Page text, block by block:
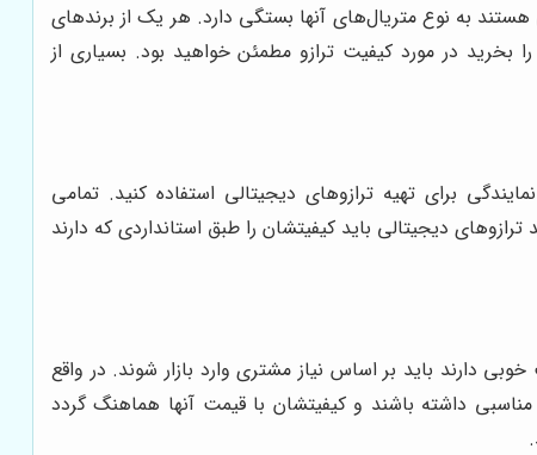
به نوع متریال‌های آنها بستگی دارد. هر یک از برندهای
بخرید در مورد کیفیت ترازو مطمئن خواهید بود. بسیاری از
برای تهیه ترازوهای دیجیتالی استفاده کنید. تمامی
دیجیتالی باید کیفیتشان را طبق استانداردی که دارند
دارند باید بر اساس نیاز مشتری وارد بازار شوند. در واقع
داشته باشند و کیفیتشان با قیمت آنها هماهنگ گردد